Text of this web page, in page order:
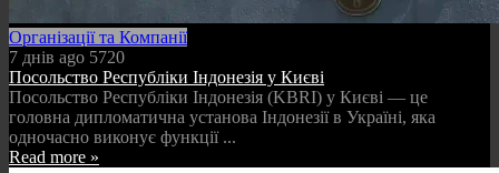
Організації та Компанії
7 днів ago 5720
Посольство Республіки Індонезія у Києві
Посольство Республіки Індонезія (KBRI) у Києві — це
головна дипломатична установа Індонезії в Україні, яка
одночасно виконує функції ...
Read more »